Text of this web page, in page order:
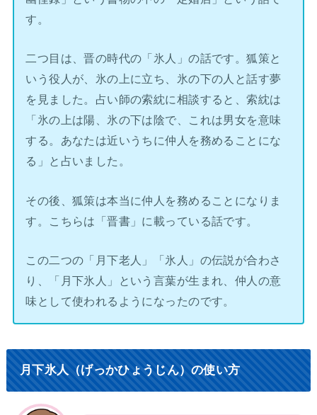
す。
二つ目は、晋の時代の「氷人」の話です。狐策と
いう役人が、氷の上に立ち、氷の下の人と話す夢
を見ました。占い師の索紞に相談すると、索紞は
「氷の上は陽、氷の下は陰で、これは男女を意味
する。あなたは近いうちに仲人を務めることにな
る」と占いました。
その後、狐策は本当に仲人を務めることになりま
す。こちらは「晋書」に載っている話です。
この二つの「月下老人」「氷人」の伝説が合わさ
り、「月下氷人」という言葉が生まれ、仲人の意
味として使われるようになったのです。
月下氷人（げっかひょうじん）の使い方